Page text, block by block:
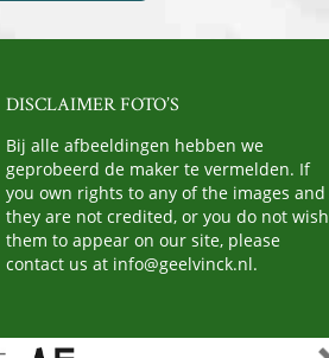
DISCLAIMER FOTO’S
Bij alle afbeeldingen hebben we
geprobeerd de maker te vermelden. If
you own rights to any of the images and
they are not credited, or you do not wish
them to appear on our site, please
contact us at info@geelvinck.nl.